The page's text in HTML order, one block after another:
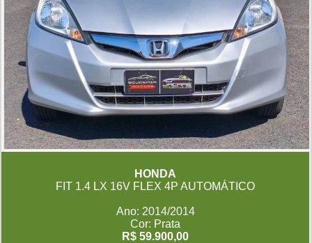
HONDA
FIT 1.4 LX 16V FLEX 4P AUTOMÁTICO
Ano: 2014/2014
Cor: Prata
R$ 59.900,00